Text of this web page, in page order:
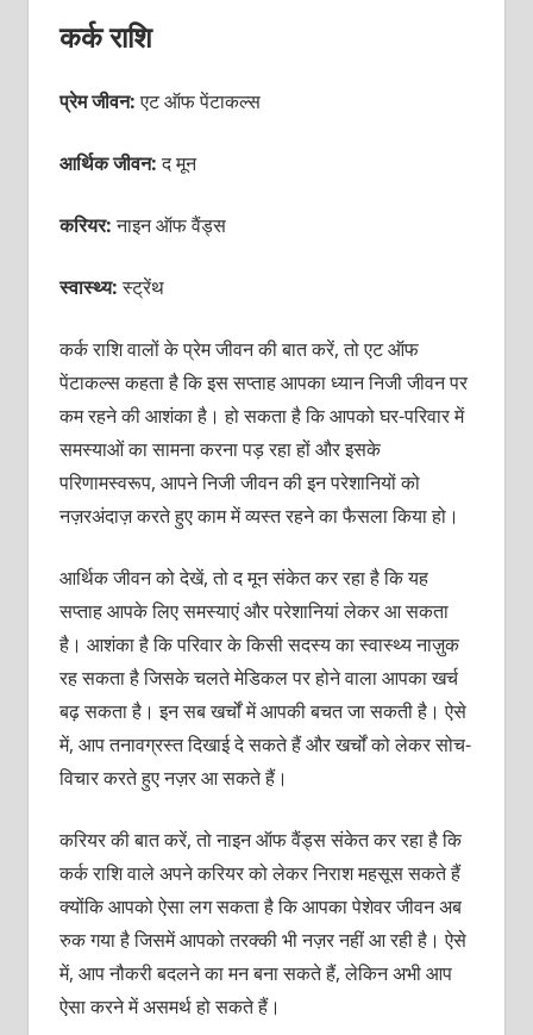
कर्क राशि
प्रेम जीवन:एट ऑफ पेंटाकल्स
आर्थिक जीवन:द मून
करियर:नाइन ऑफ वैंड्स
स्वास्थ्य:स्ट्रेंथ
कर्क राशि वालों के प्रेम जीवन की बात करें, तो एट ऑफ
पेंटाकल्स कहता है कि इस सप्ताह आपका ध्यान निजी जीवन पर
कम रहने की आशंका है। हो सकता है कि आपको घर-परिवार में
समस्याओं का सामना करना पड़ रहा हों और इसके
परिणामस्वरूप, आपने निजी जीवन की इन परेशानियों को
नज़रअंदाज़ करते हुए काम में व्यस्त रहने का फैसला किया हो।
आर्थिक जीवन को देखें, तो द मून संकेत कर रहा है कि यह
सप्ताह आपके लिए समस्याएं और परेशानियां लेकर आ सकता
है। आशंका है कि परिवार के किसी सदस्य का स्वास्थ्य नाज़ुक
रह सकता है जिसके चलते मेडिकल पर होने वाला आपका खर्च
बढ़ सकता है। इन सब खर्चों में आपकी बचत जा सकती है। ऐसे
में, आप तनावग्रस्त दिखाई दे सकते हैं और खर्चों को लेकर सोच-
विचार करते हुए नज़र आ सकते हैं।
करियर की बात करें, तो नाइन ऑफ वैंड्स संकेत कर रहा है कि
कर्क राशि वाले अपने करियर को लेकर निराश महसूस सकते हैं
क्योंकि आपको ऐसा लग सकता है कि आपका पेशेवर जीवन अब
रुक गया है जिसमें आपको तरक्की भी नज़र नहीं आ रही है। ऐसे
में, आप नौकरी बदलने का मन बना सकते हैं, लेकिन अभी आप
ऐसा करने में असमर्थ हो सकते हैं।